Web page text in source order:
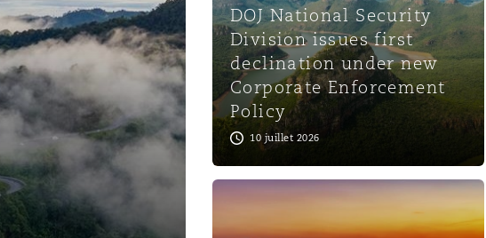
DOJ National Security
Division issues first
declination under new
Corporate Enforcement
Policy
10 juillet 2026